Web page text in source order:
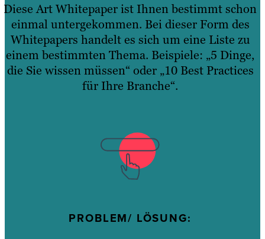
Diese Art Whitepaper ist Ihnen bestimmt schon
einmal untergekommen. Bei dieser Form des
Whitepapers handelt es sich um eine Liste zu
einem bestimmten Thema. Beispiele: „5 Dinge,
die Sie wissen müssen“ oder „10 Best Practices
für Ihre Branche“.
PROBLEM/ LÖSUNG: